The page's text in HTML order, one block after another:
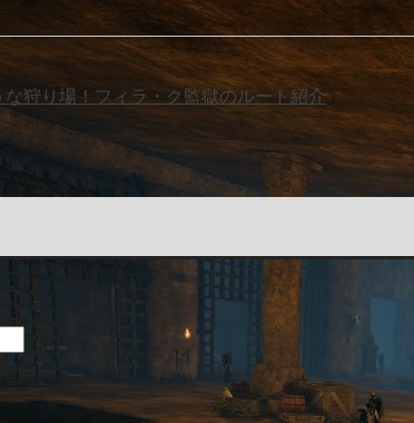
狩り場！フィラ・ク監獄のルート紹介」